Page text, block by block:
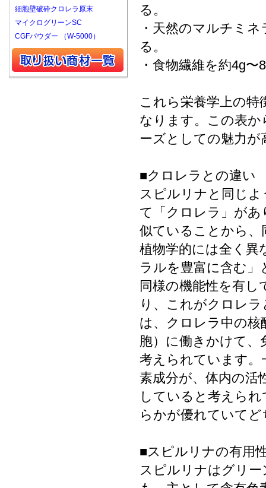
る。
・天然のマルチミ
る。
・食物繊維を約4g
これら栄養学上の特
なります。この表
ーズとしての魅力
■クロレラとの違い
スピルリナと同じ
て「クロレラ」が
似ていることから
植物学的には全く異
ラルを豊富に含む
同様の機能性を有し
り、これがクロレ
は、クロレラ中の核
胞）に働きかけて
考えられています
素成分が、体内の活
していると考えら
らかが優れていて
■スピルリナの有用
スピルリナはグリ
細胞壁破砕クロレラ原末
マイクログリーンSC
CGFパウダー （W-5000）